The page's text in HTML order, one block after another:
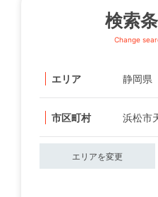
検索
Change
エリア 静岡県
市区町村 浜松市
エリアを変更